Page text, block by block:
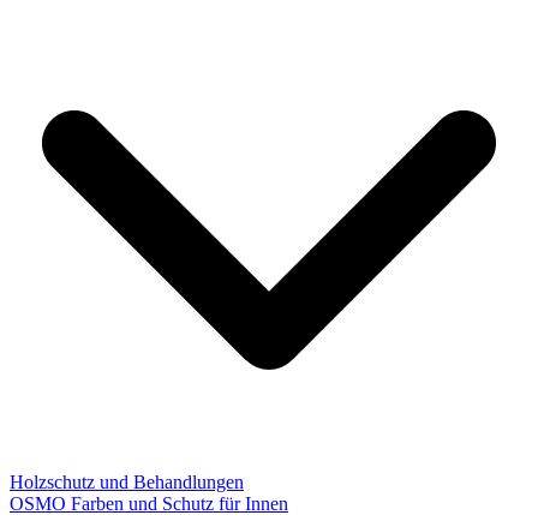
Holzschutz und Behandlungen
OSMO Farben und Schutz für Innen